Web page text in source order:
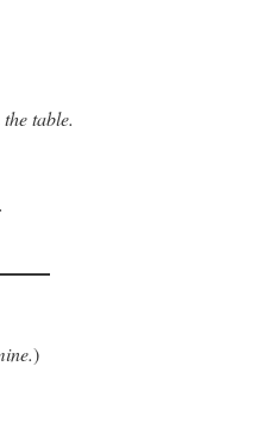
table.
)